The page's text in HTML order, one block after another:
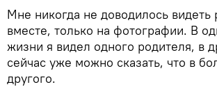
Мне никогда не доводилось видеть
вместе, только на фотографии. В
жизни я видел одного родителя, в
сейчас уже можно сказать, что в
другого.